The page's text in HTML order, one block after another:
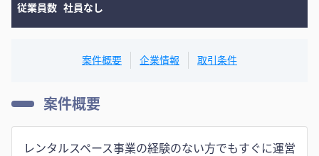
従業員数 社員なし
案件概要 企業情報 取引条件
案件概要
レンタルスペース事業の経験のない方でもすぐに運営